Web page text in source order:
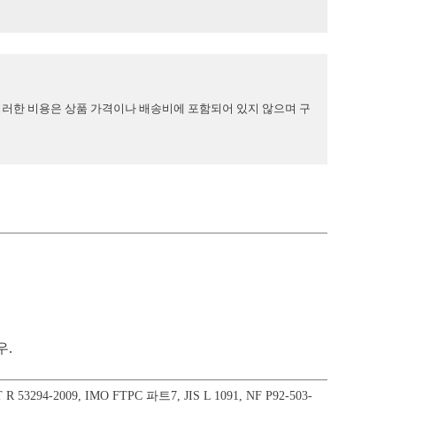
한 비용은 상품 가격이나 배송비에 포함되어 있지 않으며 구
.
R 53294-2009, IMO FTPC 파트7, JIS L 1091, NF P92-503-